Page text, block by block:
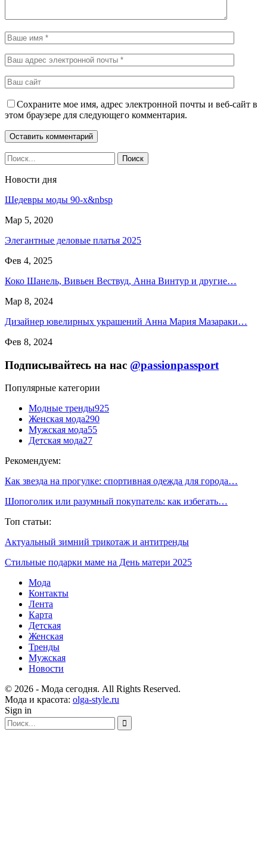
Сохраните мое имя, адрес электронной почты и веб-сайт в
этом браузере для следующего комментария.
Новости дня
Шедевры моды 90-х&nbsp
Мар 5, 2020
Элегантные деловые платья 2025
Фев 4, 2025
Коко Шанель, Вивьен Вествуд, Анна Винтур и другие…
Мар 8, 2024
Дизайнер ювелирных украшений Анна Мария Мазараки…
Фев 8, 2024
Подписывайтесь на нас @passionpassport
Популярные категории
Модные тренды925
Женская мода290
Мужская мода55
Детская мода27
Рекомендуем:
Как звезда на прогулке: спортивная одежда для города…
Шопоголик или разумный покупатель: как избегать…
Топ статьи:
Актуальный зимний трикотаж и антитренды
Стильные подарки маме на День матери 2025
Мода
Контакты
Лента
Карта
Детская
Женская
Тренды
Мужская
Новости
© 2026 - Мода сегодня. All Rights Reserved.
Мода и красота: olga-style.ru
Sign in